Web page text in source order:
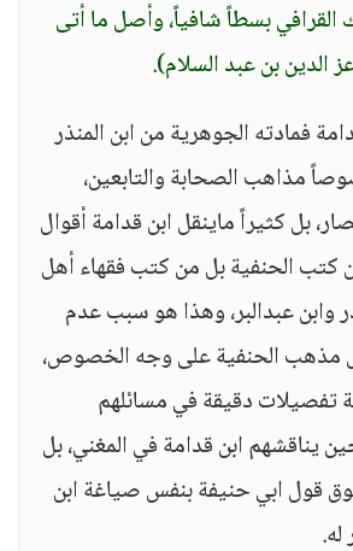
بسطاً شافياً، وأصل ما أتى
بن عبد السلام).
فمادته الجوهرية من ابن المنذر
مذاهب الصحابة والتابعين،
بل كثيراً ماينقل ابن قدامة أقوال
كتب الحنفية بل من كتب فقهاء أهل
وابن عبدالبر، وهذا هو سبب عدم
مذهب الحنفية على وجه الخصوص،
تفصيلات دقيقة في مسائلهم
يناقشهم ابن قدامة في المغني، بل
قول ابي حنيفة بنفس صياغة ابن
له.